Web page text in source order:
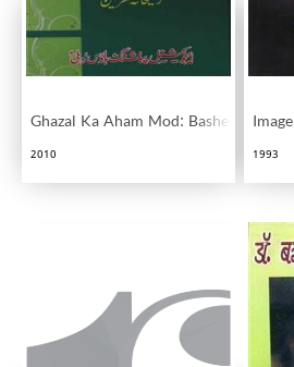
Ghazal Ka Aham Mod: Basheer Badr
2010
Image
1993